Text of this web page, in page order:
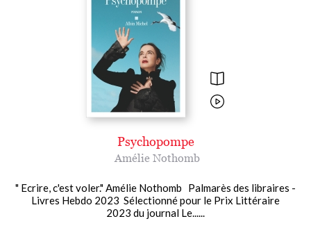
Psychopompe
Amélie Nothomb
" Ecrire, c'est voler." Amélie Nothomb Palmarès des libraires -
Livres Hebdo 2023 Sélectionné pour le Prix Littéraire
2023 du journal Le......